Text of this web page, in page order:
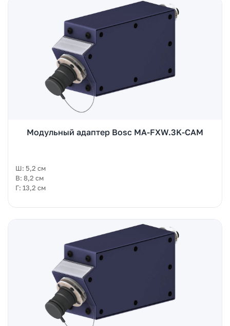
Модульный адаптер Bosc MA-FXW.3K-CAM
Ш: 5,2 см
В: 8,2 см
Г: 13,2 см